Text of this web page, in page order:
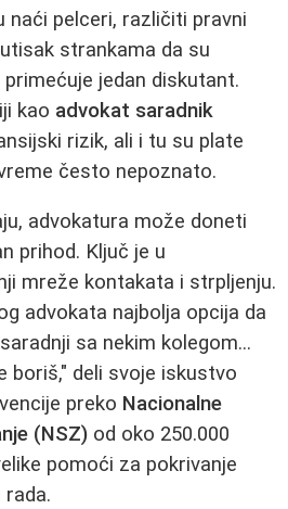
naći pelceri, različiti pravni
strankama da su
jedan diskutant.
kao advokat saradnik
rizik, ali i tu su plate
često nepoznato.
advokatura može doneti
prihod. Ključ je u
mreže kontakata i strpljenju.
advokata najbolja opcija da
sa nekim kolegom...
boriš," deli svoje iskustvo
preko Nacionalne
(NSZ) od oko 250.000
pomoći za pokrivanje